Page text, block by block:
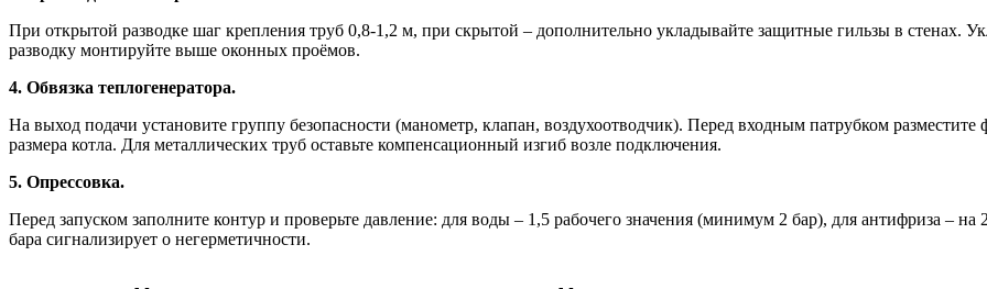
При открытой разводке шаг крепления труб 0,8-1,2 м, при скрытой – дополнительно укладывайте защитные гильзы в стенах.
разводку монтируйте выше оконных проёмов.
4. Обвязка теплогенератора.
На выход подачи установите группу безопасности (манометр, клапан, воздухоотводчик). Перед входным патрубком
размера котла. Для металлических труб оставьте компенсационный изгиб возле подключения.
5. Опрессовка.
Перед запуском заполните контур и проверьте давление: для воды – 1,5 рабочего значения (минимум 2 бар), для антифриза –
бара сигнализирует о негерметичности.